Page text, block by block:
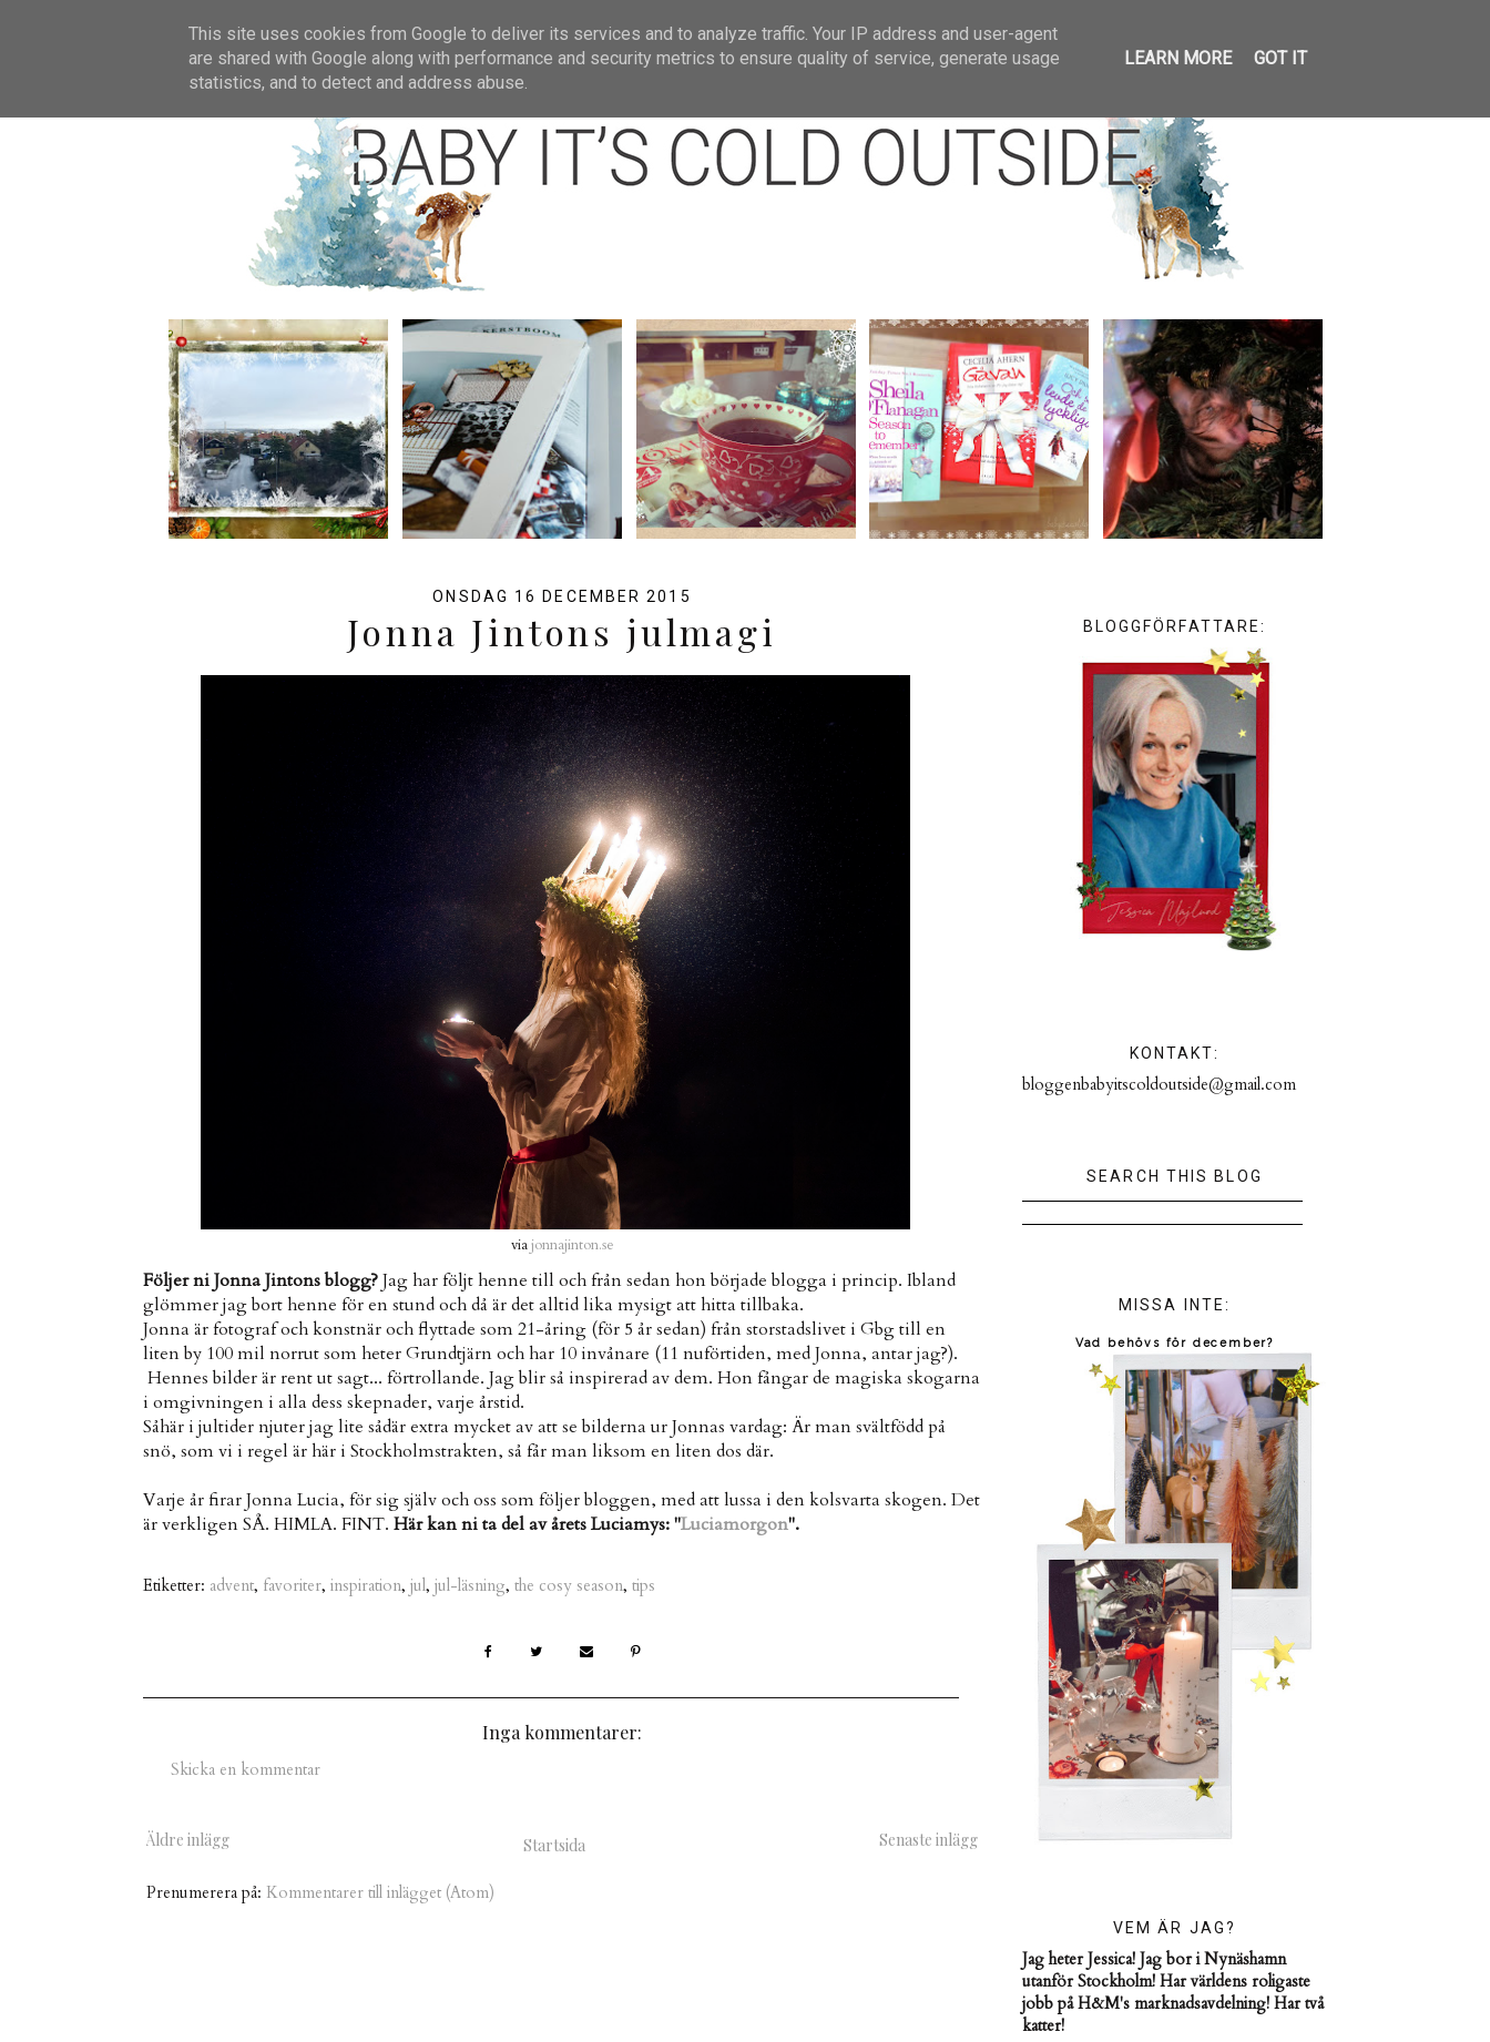
ONSDAG 16 DECEMBER 2015
Jonna Jintons julmagi
viajonnajinton.se
Följer ni Jonna Jintons blogg?Jag har följt henne till och från sedan hon började blogga i princip. Ibland
glömmer jag bort henne för en stund och då är det alltid lika mysigt att hitta tillbaka.
Jonna är fotograf och konstnär och flyttade som 21-åring (för 5 år sedan) från storstadslivet i Gbg till en
liten by 100 mil norrut som heter Grundtjärn och har 10 invånare (11 nuförtiden, med Jonna, antar jag?).
Hennes bilder är rent ut sagt... förtrollande. Jag blir så inspirerad av dem. Hon fångar de magiska skogarna
i omgivningen i alla dess skepnader, varje årstid.
Såhär i jultider njuter jag lite sådär extra mycket av att se bilderna ur Jonnas vardag: Är man svältfödd på
snö, som vi i regel är här i Stockholmstrakten, så får man liksom en liten dos där.
Varje år firar Jonna Lucia, för sig själv och oss som följer bloggen, med att lussa i den kolsvarta skogen. Det
är verkligen SÅ. HIMLA. FINT. Här kan ni ta del av årets Luciamys: "Luciamorgon".
Etiketter: advent, favoriter, inspiration, jul, jul-läsning, the cosy season, tips
Inga kommentarer:
Skicka en kommentar
Senaste inlägg
Äldre inlägg Startsida
Prenumerera på: Kommentarer till inlägget (Atom)
BLOGGFÖRFATTARE:
KONTAKT:
bloggenbabyitscoldoutside@gmail.com
SEARCH THIS BLOG
MISSA INTE:
Vad behövs för december?
VEM ÄR JAG?
Jag heter Jessica! Jag bor i Nynäshamn
utanför Stockholm! Har världens roligaste
jobb på H&M's marknadsavdelning! Har två
katter!
This site uses cookies from Google to deliver its services and to analyze traffic. Your IP address and user-agent
are shared with Google along with performance and security metrics to ensure quality of service, generate usage
statistics, and to detect and address abuse.
LEARN MORE GOT IT